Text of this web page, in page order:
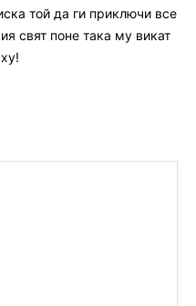
той да ги приключи все
свят поне така му викат